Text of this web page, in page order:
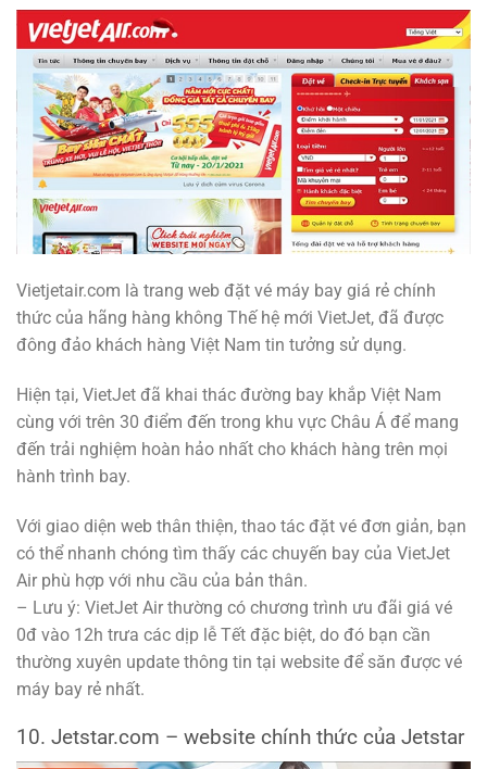
Vietjetair.com là trang web đặt vé máy bay giá rẻ chính
thức của hãng hàng không Thế hệ mới VietJet, đã được
đông đảo khách hàng Việt Nam tin tưởng sử dụng.
Hiện tại, VietJet đã khai thác đường bay khắp Việt Nam
cùng với trên 30 điểm đến trong khu vực Châu Á để mang
đến trải nghiệm hoàn hảo nhất cho khách hàng trên mọi
hành trình bay.
Với giao diện web thân thiện, thao tác đặt vé đơn giản, bạn
có thể nhanh chóng tìm thấy các chuyến bay của VietJet
Air phù hợp với nhu cầu của bản thân.
– Lưu ý: VietJet Air thường có chương trình ưu đãi giá vé
0đ vào 12h trưa các dịp lễ Tết đặc biệt, do đó bạn cần
thường xuyên update thông tin tại website để săn được vé
máy bay rẻ nhất.
10. Jetstar.com – website chính thức của Jetstar